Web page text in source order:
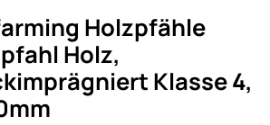
Holzpfähle
Holz,
Klasse 4,